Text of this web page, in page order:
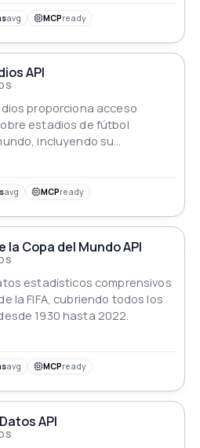
puntos finales específicos.
avg MCPready
API
proporciona acceso
estadios de fútbol
incluyendo su
Permite a los usuarios
en puntos finales específicos.
avg MCPready
la Copa del Mundo API
estadísticos comprensivos
la FIFA, cubriendo todos los
1930 hasta 2022.
avg MCPready
API